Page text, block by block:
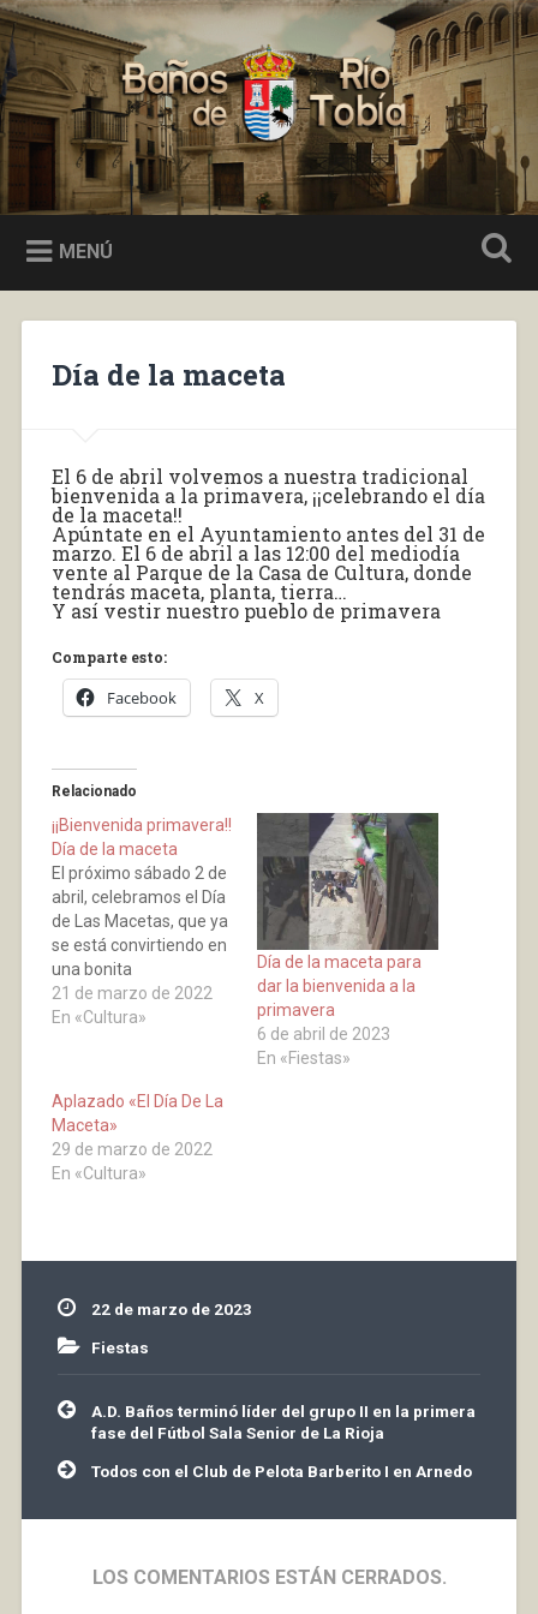
Saltar
al
contenido
Buscar
Baños de Río Tobía
MENÚ
Día de la maceta
El 6 de abril volvemos a nuestra tradicional
bienvenida a la primavera, ¡¡celebrando el día
de la maceta!!
Apúntate en el Ayuntamiento antes del 31 de
marzo. El 6 de abril a las 12:00 del mediodía
vente al Parque de la Casa de Cultura, donde
tendrás maceta, planta, tierra…
Y así vestir nuestro pueblo de primavera
Comparte esto:
Facebook X
Relacionado
¡¡Bienvenida primavera!!
Día de la maceta
El próximo sábado 2 de
abril, celebramos el Día
de Las Macetas, que ya
se está convirtiendo en
una bonita
tradición.Regala e
intercambia
21 de marzo de 2022
En «Cultura»
Día de la maceta para
dar la bienvenida a la
primavera
6 de abril de 2023
En «Fiestas»
Aplazado «El Día De La
Maceta»
29 de marzo de 2022
En «Cultura»
22 de marzo de 2023
Fiestas
Navegación
de
entradas
A.D. Baños terminó líder del grupo II en la primera
fase del Fútbol Sala Senior de La Rioja
Todos con el Club de Pelota Barberito I en Arnedo
LOS COMENTARIOS ESTÁN CERRADOS.